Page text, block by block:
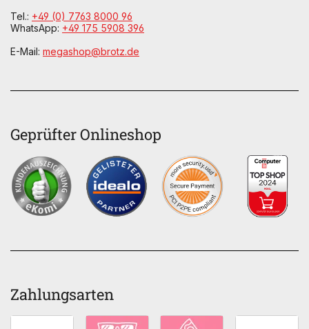
Tel.: +49 (0) 7763 8000 96
WhatsApp: +49 175 5908 396
E-Mail: megashop@brotz.de
Geprüfter Onlineshop
Zahlungsarten